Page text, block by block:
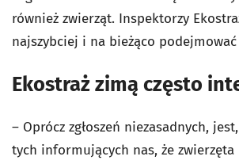
również zwierząt. Inspektorzy
najszybciej i na bieżąco
Ekostraż zimą często
– Oprócz zgłoszeń niezasadnych,
tych informujących nas, że